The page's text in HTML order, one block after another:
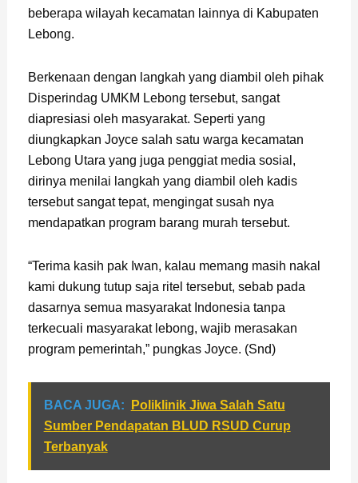
beberapa wilayah kecamatan lainnya di Kabupaten
Lebong.
Berkenaan dengan langkah yang diambil oleh pihak
Disperindag UMKM Lebong tersebut, sangat
diapresiasi oleh masyarakat. Seperti yang
diungkapkan Joyce salah satu warga kecamatan
Lebong Utara yang juga penggiat media sosial,
dirinya menilai langkah yang diambil oleh kadis
tersebut sangat tepat, mengingat susah nya
mendapatkan program barang murah tersebut.
“Terima kasih pak Iwan, kalau memang masih nakal
kami dukung tutup saja ritel tersebut, sebab pada
dasarnya semua masyarakat Indonesia tanpa
terkecuali masyarakat lebong, wajib merasakan
program pemerintah,” pungkas Joyce. (Snd)
BACA JUGA:
Poliklinik Jiwa Salah Satu
Sumber Pendapatan BLUD RSUD Curup
Terbanyak